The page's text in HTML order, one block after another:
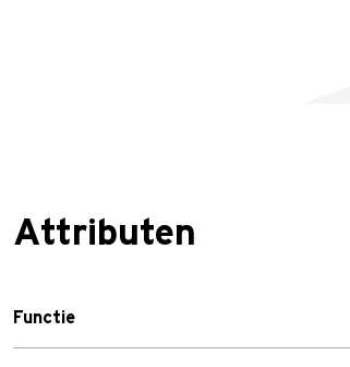
Attributen
Functie